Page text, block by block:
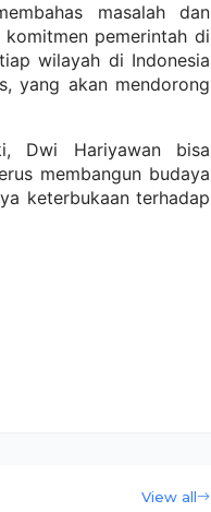
masalah dan
pemerintah di
wilayah di Indonesia
yang akan mendorong
Dwi Hariyawan bisa
membangun budaya
keterbukaan terhadap
View all